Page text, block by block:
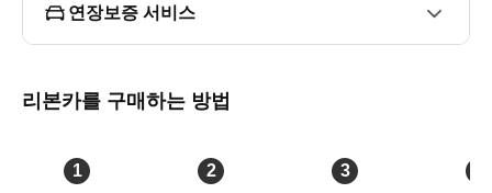
다.
■중고차 기업 리본카 # 8일800km 환불제!
■리본카만의 저금리 할부 가능(금융사비교)
■타던 차 팔면 30만원 할인 - 대차 프로모션
연장보증 서비스
리본카를 구매하는 방법
1 2 3